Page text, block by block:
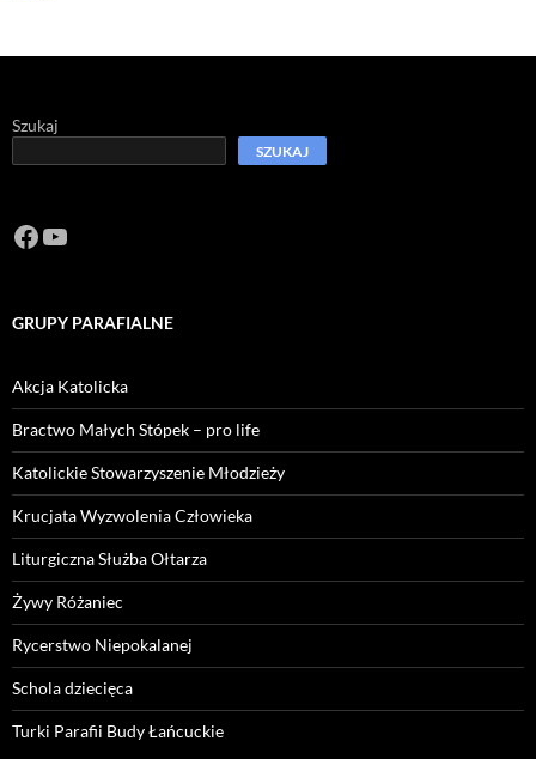
Szukaj
SZUKAJ
Facebook
https://www.youtube.com/channel/
GRUPY PARAFIALNE
Akcja Katolicka
Bractwo Małych Stópek – pro life
Katolickie Stowarzyszenie Młodzieży
Krucjata Wyzwolenia Człowieka
Liturgiczna Służba Ołtarza
Żywy Różaniec
Rycerstwo Niepokalanej
Schola dziecięca
Turki Parafii Budy Łańcuckie